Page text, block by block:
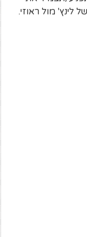
לינץ' מול ראוזי.